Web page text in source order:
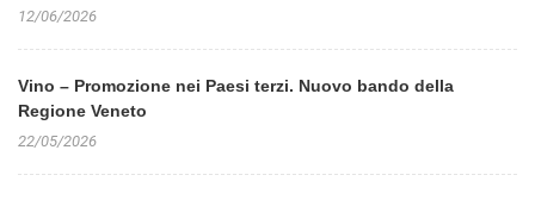
12/06/2026
Vino – Promozione nei Paesi terzi. Nuovo bando della
Regione Veneto
22/05/2026